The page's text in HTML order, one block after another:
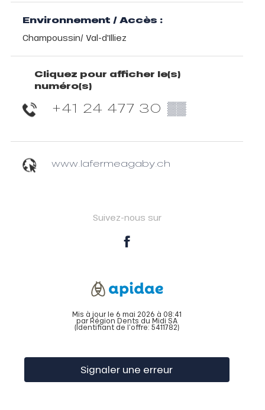
Environnement / Accès :
Champoussin/ Val-d'Illiez
Cliquez pour afficher le(s)
numéro(s)
+41 24 477 30 ▒▒
www.lafermeagaby.ch
Suivez-nous sur
Mis à jour le 6 mai 2026 à 08:41
par Région Dents du Midi SA
(Identifiant de l'offre: 5411782)
Signaler une erreur